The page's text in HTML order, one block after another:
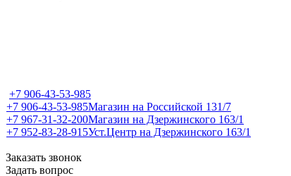
+7 906-43-53-985
+7 906-43-53-985Магазин на Российской 131/7
+7 967-31-32-200Магазин на Дзержинского 163/1
+7 952-83-28-915Уст.Центр на Дзержинского 163/1
Заказать звонок
Задать вопрос